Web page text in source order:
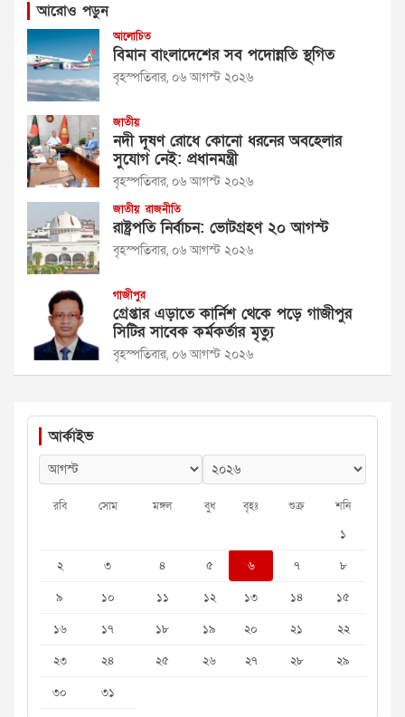
আরোও পড়ুন
আলোচিত
বিমান বাংলাদেশের সব পদোন্নতি স্থগিত
বৃহস্পতিবার, ০৬ আগস্ট ২০২৬
জাতীয়
নদী দূষণ রোধে কোনো ধরনের অবহেলার
সুযোগ নেই: প্রধানমন্ত্রী
বৃহস্পতিবার, ০৬ আগস্ট ২০২৬
জাতীয় রাজনীতি
রাষ্ট্রপতি নির্বাচন: ভোটগ্রহণ ২০ আগস্ট
বৃহস্পতিবার, ০৬ আগস্ট ২০২৬
গাজীপুর
গ্রেপ্তার এড়াতে কার্নিশ থেকে পড়ে গাজীপুর
সিটির সাবেক কর্মকর্তার মৃত্যু
বৃহস্পতিবার, ০৬ আগস্ট ২০২৬
আর্কাইভ
রবি সোম মঙ্গল বুধ বৃহঃ শুক্র শনি
১
২
৩ ৪ ৫ ৬ ৭
৮
৯
১০ ১১ ১২ ১৩ ১৪
১৫
১৬
১৭ ১৮ ১৯ ২০ ২১
২২
২৩
২৪ ২৫ ২৬ ২৭ ২৮
২৯
৩০
৩১